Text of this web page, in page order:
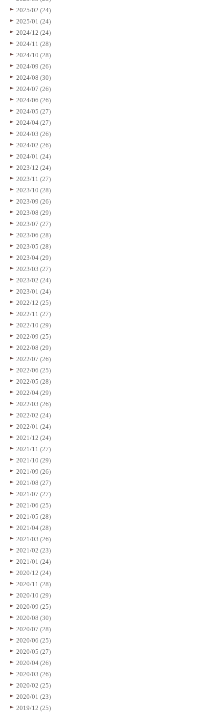
2025/02 (24)
2025/01 (24)
2024/12 (24)
2024/11 (28)
2024/10 (28)
2024/09 (26)
2024/08 (30)
2024/07 (26)
2024/06 (26)
2024/05 (27)
2024/04 (27)
2024/03 (26)
2024/02 (26)
2024/01 (24)
2023/12 (24)
2023/11 (27)
2023/10 (28)
2023/09 (26)
2023/08 (29)
2023/07 (27)
2023/06 (28)
2023/05 (28)
2023/04 (29)
2023/03 (27)
2023/02 (24)
2023/01 (24)
2022/12 (25)
2022/11 (27)
2022/10 (29)
2022/09 (25)
2022/08 (29)
2022/07 (26)
2022/06 (25)
2022/05 (28)
2022/04 (29)
2022/03 (26)
2022/02 (24)
2022/01 (24)
2021/12 (24)
2021/11 (27)
2021/10 (29)
2021/09 (26)
2021/08 (27)
2021/07 (27)
2021/06 (25)
2021/05 (28)
2021/04 (28)
2021/03 (26)
2021/02 (23)
2021/01 (24)
2020/12 (24)
2020/11 (28)
2020/10 (29)
2020/09 (25)
2020/08 (30)
2020/07 (28)
2020/06 (25)
2020/05 (27)
2020/04 (26)
2020/03 (26)
2020/02 (25)
2020/01 (23)
2019/12 (25)